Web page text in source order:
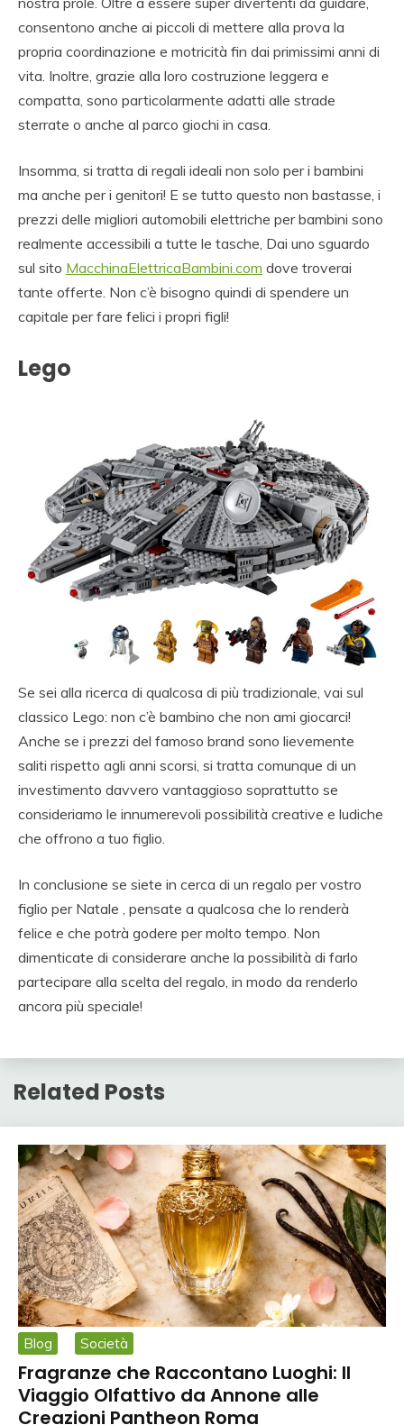
consentono anche ai piccoli di mettere alla prova la
propria coordinazione e motricità fin dai primissimi anni di
vita. Inoltre, grazie alla loro costruzione leggera e
compatta, sono particolarmente adatti alle strade
sterrate o anche al parco giochi in casa.
Insomma, si tratta di regali ideali non solo per i bambini
ma anche per i genitori! E se tutto questo non bastasse, i
prezzi delle migliori automobili elettriche per bambini sono
realmente accessibili a tutte le tasche, Dai uno sguardo
sul sito MacchinaElettricaBambini.com dove troverai
tante offerte. Non c’è bisogno quindi di spendere un
capitale per fare felici i propri figli!
Lego
Se sei alla ricerca di qualcosa di più tradizionale, vai sul
classico Lego: non c’è bambino che non ami giocarci!
Anche se i prezzi del famoso brand sono lievemente
saliti rispetto agli anni scorsi, si tratta comunque di un
investimento davvero vantaggioso soprattutto se
consideriamo le innumerevoli possibilità creative e ludiche
che offrono a tuo figlio.
In conclusione se siete in cerca di un regalo per vostro
figlio per Natale , pensate a qualcosa che lo renderà
felice e che potrà godere per molto tempo. Non
dimenticate di considerare anche la possibilità di farlo
partecipare alla scelta del regalo, in modo da renderlo
ancora più speciale!
Related Posts
Blog Società
Fragranze che Raccontano Luoghi: Il
Viaggio Olfattivo da Annone alle
Creazioni Pantheon Roma